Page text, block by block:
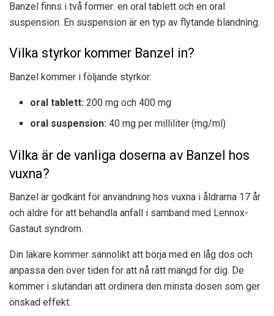
Banzel finns i två former: en oral tablett och en oral
suspension. En suspension är en typ av flytande blandning.
Vilka styrkor kommer Banzel in?
Banzel kommer i följande styrkor:
oral tablett: 200 mg och 400 mg
oral suspension:40 mg per milliliter (mg/ml)
Vilka är de vanliga doserna av Banzel hos
vuxna?
Banzel är godkänt för användning hos vuxna i åldrarna 17 år
och äldre för att behandla anfall i samband med Lennox-
Gastaut syndrom.
Din läkare kommer sannolikt att börja med en låg dos och
anpassa den över tiden för att nå rätt mängd för dig. De
kommer i slutändan att ordinera den minsta dosen som ger
önskad effekt.